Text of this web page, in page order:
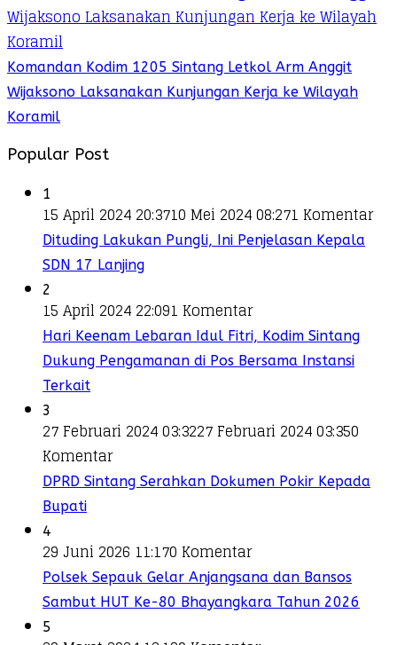
Komandan Kodim 1205 Sintang Letkol Arm Anggit
Wijaksono Laksanakan Kunjungan Kerja ke Wilayah
Koramil
Popular Post
1
15 April 2024 20:3710 Mei 2024 08:271 Komentar
Dituding Lakukan Pungli, Ini Penjelasan Kepala
SDN 17 Lanjing
2
15 April 2024 22:091 Komentar
Hari Keenam Lebaran Idul Fitri, Kodim Sintang
Dukung Pengamanan di Pos Bersama Instansi
Terkait
3
27 Februari 2024 03:3227 Februari 2024 03:350
Komentar
DPRD Sintang Serahkan Dokumen Pokir Kepada
Bupati
4
29 Juni 2026 11:170 Komentar
Polsek Sepauk Gelar Anjangsana dan Bansos
Sambut HUT Ke-80 Bhayangkara Tahun 2026
5